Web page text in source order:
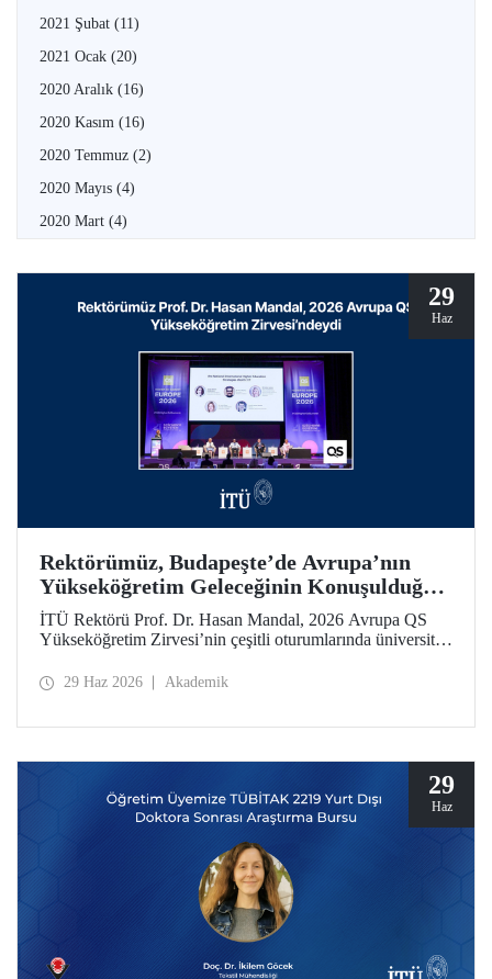
2021 Şubat (11)
2021 Ocak (20)
2020 Aralık (16)
2020 Kasım (16)
2020 Temmuz (2)
2020 Mayıs (4)
2020 Mart (4)
29
Haz
Rektörümüz, Budapeşte’de Avrupa’nın
Yükseköğretim Geleceğinin Konuşulduğu
Zirvedeydi
İTÜ Rektörü Prof. Dr. Hasan Mandal, 2026 Avrupa QS
Yükseköğretim Zirvesi’nin çeşitli oturumlarında üniversite
29 Haz 2026 Akademik
29
Haz